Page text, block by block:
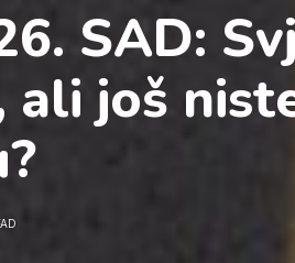
SAD:
ali još